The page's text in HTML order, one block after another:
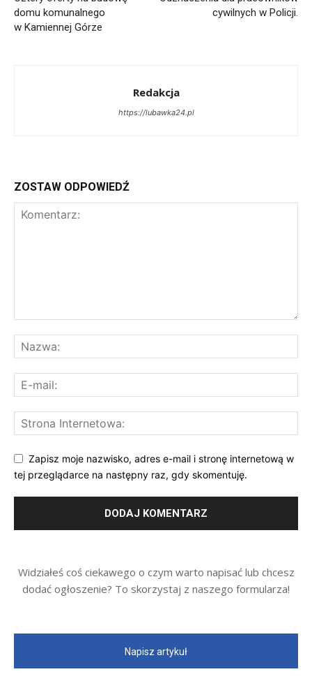
domu komunalnego
w Kamiennej Górze
cywilnych w Policji.
Redakcja
https://lubawka24.pl
ZOSTAW ODPOWIEDŹ
Zapisz moje nazwisko, adres e-mail i stronę internetową w
tej przeglądarce na następny raz, gdy skomentuję.
Widziałeś coś ciekawego o czym warto napisać lub chcesz
dodać ogłoszenie? To skorzystaj z naszego formularza!
Napisz artykuł